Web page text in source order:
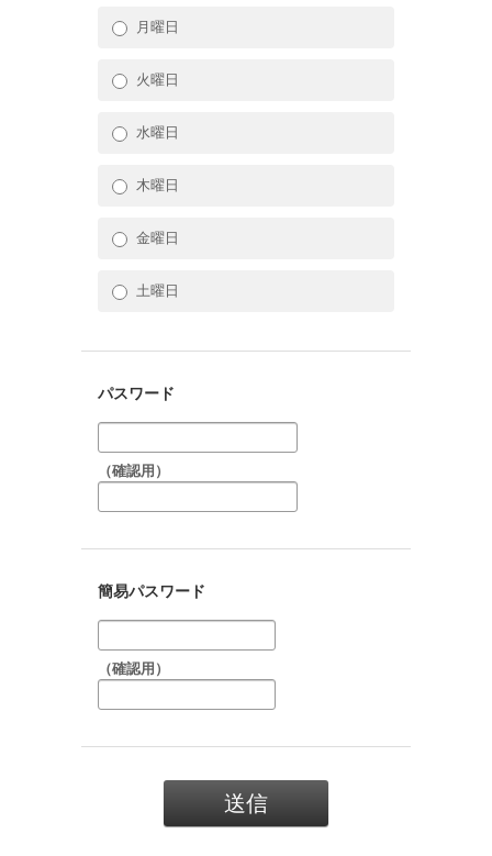
月曜日
火曜日
水曜日
木曜日
金曜日
土曜日
パスワード
（確認用）
簡易パスワード
（確認用）